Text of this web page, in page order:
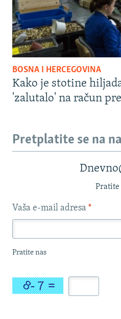
BOSNA I HERCEGOVINA
Kako je stotine
'zalutalo' na račun
Pretplatite se na
Pratite
Vaša e-mail adresa *
Pratite nas